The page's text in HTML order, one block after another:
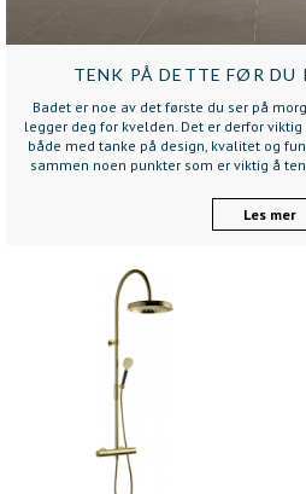
TENK PÅ DETTE FØR DU
Badet er noe av det første du ser på
legger deg for kvelden. Det er derfor
både med tanke på design, kvalitet og
sammen noen punkter som er viktig å
Les mer